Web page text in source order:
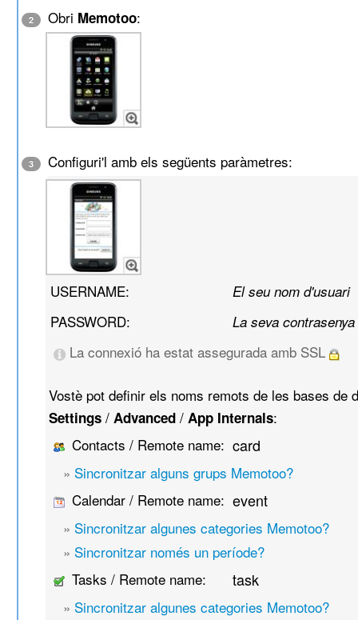
2 Obri Memotoo:
3 Configuri'l amb els següents paràmetres:
USERNAME: El seu nom d'usuari
PASSWORD: La seva contrasenya
La connexió ha estat assegurada amb SSL
Vostè pot definir els noms remots de les bases de
Settings /Advanced /App Internals:
Contacts / Remote name: card
» Sincronitzar alguns grups Memotoo?
Calendar / Remote name: event
» Sincronitzar algunes categories Memotoo?
» Sincronitzar només un període?
Tasks / Remote name:
task
» Sincronitzar algunes categories Memotoo?